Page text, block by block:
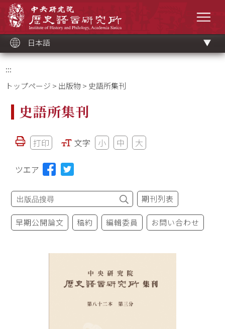
ッ
ク
日本語
:::
トップページ > 出版物 > 史語所集刊
史語所集刊
打印 文字 小 中 大
ツエア
期刊列表
早期公開論文 稿約 編輯委員 お問い合わせ